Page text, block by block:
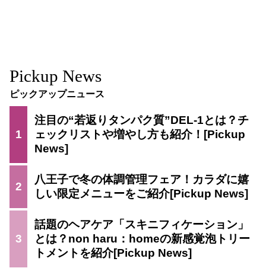
Pickup News
ピックアップニュース
1
注目の“若返りタンパク質”DEL-1とは？チ
ェックリストや増やし方も紹介！
2
八王子で冬の体調管理フェア！カラダに嬉
しい限定メニューをご紹介
3
話題のヘアケア「スキニフィケーション」
とは？non haru：homeの新感覚泡トリー
トメントを紹介